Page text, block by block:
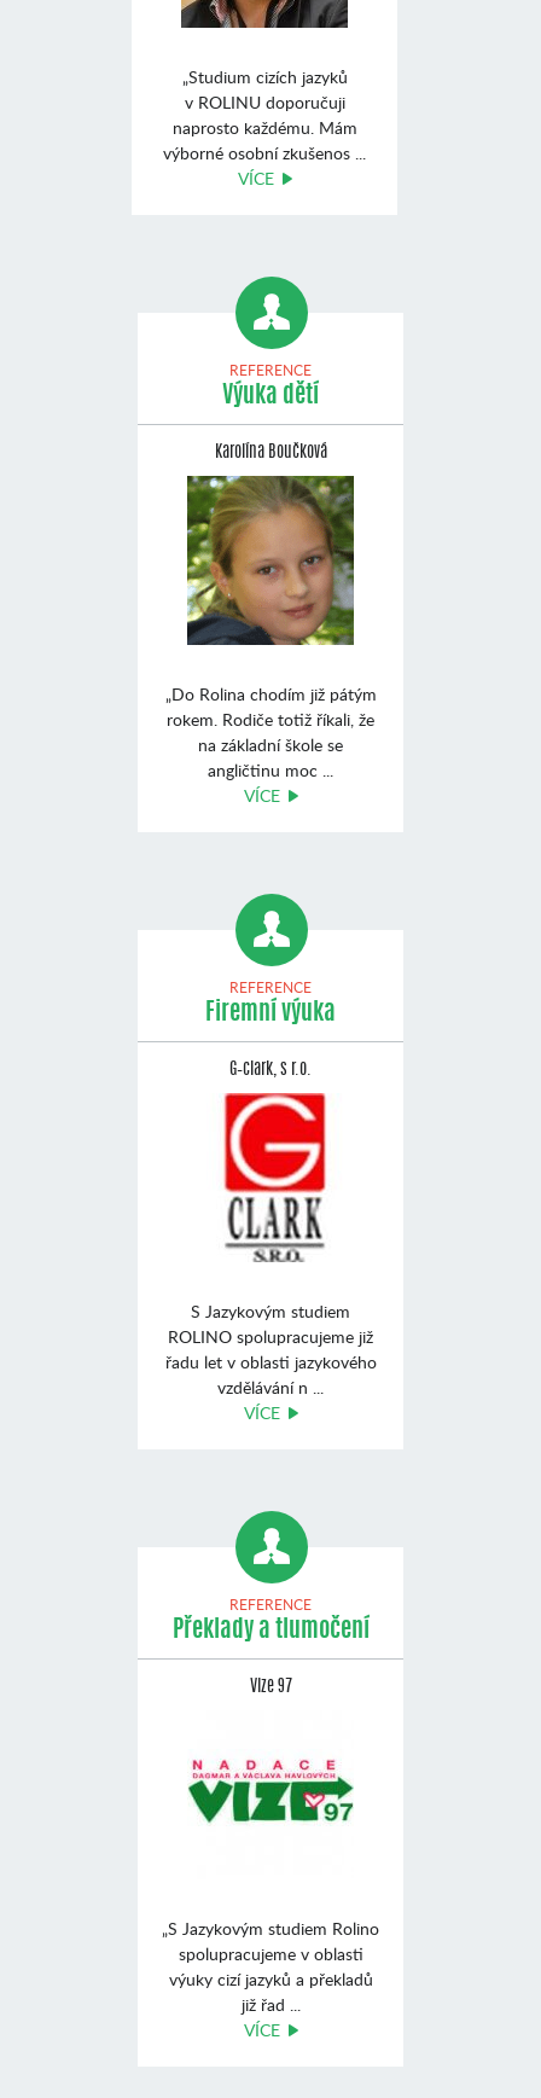
„Studium cizích jazyků
v ROLINU doporučuji
naprosto každému. Mám
výborné osobní zkušenos ...
VÍCE
REFERENCE
Výuka dětí
Karolína Boučková
„Do Rolina chodím již pátým
rokem. Rodiče totiž říkali, že
na základní škole se
angličtinu moc ...
VÍCE
REFERENCE
Firemní výuka
G–clark, s r.o.
S Jazykovým studiem
ROLINO spolupracujeme již
řadu let v oblasti jazykového
vzdělávání n ...
VÍCE
REFERENCE
Překlady a tlumočení
Vize 97
„S Jazykovým studiem Rolino
spolupracujeme v oblasti
výuky cizí jazyků a překladů
již řad ...
VÍCE